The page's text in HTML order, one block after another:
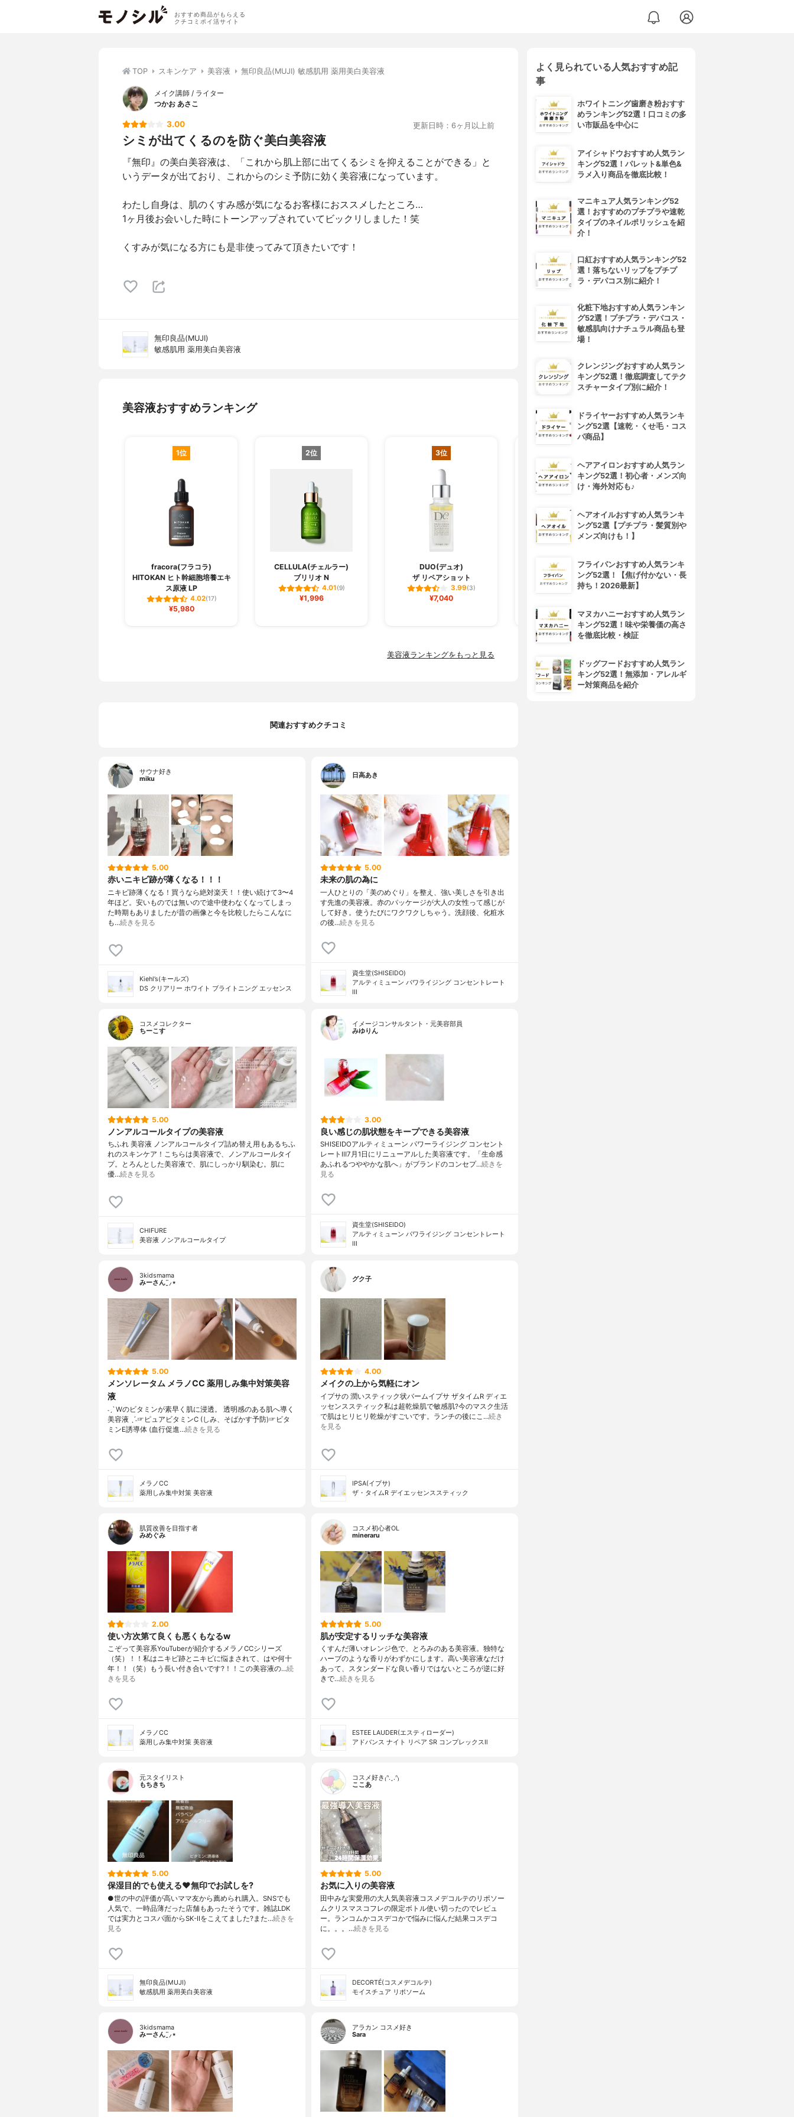
おすすめ商品がもらえる
クチコミポイ活サイト
TOP スキンケア 美容液 無印良品(MUJI) 敏感肌用 薬用美白美容液
メイク講師 / ライター
つかお あさこ
3.00 更新日時：6ヶ月以上前
シミが出てくるのを防ぐ美白美容液
『無印』の美白美容液は、「これから肌上部に出てくるシミを抑えることができる」と
いうデータが出ており、これからのシミ予防に効く美容液になっています。
わたし自身は、肌のくすみ感が気になるお客様におススメしたところ…
1ヶ月後お会いした時にトーンアップされていてビックリしました！笑
くすみが気になる方にも是非使ってみて頂きたいです！
無印良品(MUJI)
敏感肌用 薬用美白美容液
美容液おすすめランキング
1位
fracora(フラコラ)
HITOKAN ヒト幹細胞培養エキ
ス原液 LP
4.02(17)
¥5,980
2位
CELLULA(チェルラー)
ブリリオ N
4.01(9)
¥1,996
3位
DUO(デュオ)
ザ リペアショット
3.99(3)
¥7,040
フレイスラボ
フレイスラボ FLAIS LABO ホ
ワイト VC セラム
¥3,278
LANCOME(ランコム)
ジェニフィック アルティメ セ
美容液ランキングをもっと見る
関連おすすめクチコミ
サウナ好き
miku
5.00
赤いニキビ跡が薄くなる！！！
ニキビ跡薄くなる！買うなら絶対楽天！！使い続けて3〜4
年ほど。安いものでは無いので途中使わなくなってしまっ
た時期もありましたが昔の画像と今を比較したらこんなに
も…続きを見る
Kiehl’s(キールズ)
DS クリアリー ホワイト ブライトニング エッセンス
日高あき
5.00
未来の肌の為に
一人ひとりの「美のめぐり」を整え、強い美しさを引き出
す先進の美容液。赤のパッケージが大人の女性って感じが
して好き。使うたびにワクワクしちゃう。洗顔後、化粧水
の後…続きを見る
資生堂(SHISEIDO)
アルティミューン パワライジング コンセントレート
III
コスメコレクター
ちーこす
5.00
ノンアルコールタイプの美容液
ちふれ 美容液 ノンアルコールタイプ詰め替え用もあるちふ
れのスキンケア！こちらは美容液で、ノンアルコールタイ
プ。とろんとした美容液で、肌にしっかり馴染む。肌に
優…続きを見る
CHIFURE
美容液 ノンアルコールタイプ
イメージコンサルタント・元美容部員
みゆりん
3.00
良い感じの肌状態をキープできる美容液
SHISEIDOアルティミューン パワーライジング コンセント
レートⅢ7月1日にリニューアルした美容液です。「生命感
あふれるつややかな肌へ」がブランドのコンセプ…続きを
見る
資生堂(SHISEIDO)
アルティミューン パワライジング コンセントレート
III
3kidsmama
みーさん¨̮⸝⋆
5.00
メンソレータム メラノCC 薬用しみ集中対策美容
液
˗ˏˋ Wのビタミンが素早く肌に浸透。 透明感のある肌へ導く
美容液 ˎˊ˗☞ピュアビタミンC (しみ、そばかす予防)☞ビタ
ミンE誘導体 (血行促進…続きを見る
メラノCC
薬用しみ集中対策 美容液
グク子
4.00
メイクの上から気軽にオン
イプサの 潤いスティック状バームイプサ ザタイムR ディエ
ッセンススティック私は超乾燥肌で敏感肌?今のマスク生活
で肌はヒリヒリ乾燥がすごいです。ランチの後にこ…続き
を見る
IPSA(イプサ)
ザ・タイムR デイエッセンススティック
肌質改善を目指す者
みめぐみ
2.00
使い方次第て良くも悪くもなるw
こぞって美容系YouTuberが紹介するメラノCCシリーズ
（笑）！！私はニキビ跡とニキビに悩まされて、はや何十
年！！（笑）もう長い付き合いです?！！この美容液の…続
きを見る
メラノCC
薬用しみ集中対策 美容液
コスメ初心者OL
mineraru
5.00
肌が安定するリッチな美容液
くすんだ薄いオレンジ色で、とろみのある美容液。独特な
ハーブのような香りがわずかにします。高い美容液なだけ
あって、スタンダードな良い香りではないところが逆に好
きで…続きを見る
ESTEE LAUDER(エスティローダー)
アドバンス ナイト リペア SR コンプレックスⅡ
元スタイリスト
もちきち
5.00
保湿目的でも使える♥️無印でお試しを?
●世の中の評価が高いママ友から薦められ購入。SNSでも
人気で、一時品薄だった店舗もあったそうです。雑誌LDK
では実力とコスパ面からSK-IIをこえてました?また…続きを
見る
無印良品(MUJI)
敏感肌用 薬用美白美容液
コスメ好き₍ᐢ.ˬ.ᐢ₎
ここあ
5.00
お気に入りの美容液
田中みな実愛用の大人気美容液コスメデコルテのリポソー
ムクリスマスコフレの限定ボトル使い切ったのでレビュ
ー。ランコムかコスデコかで悩みに悩んだ結果コスデコ
に。。。…続きを見る
DECORTÉ(コスメデコルテ)
モイスチュア リポソーム
3kidsmama
みーさん¨̮⸝⋆
アラカン コスメ好き
Sara
よく見られている人気おすすめ記
事
ホワイトニング歯磨き粉おすす
めランキング52選！口コミの多
い市販品を中心に
アイシャドウおすすめ人気ラン
キング52選！パレット&単色&
ラメ入り商品を徹底比較！
マニキュア人気ランキング52
選！おすすめのプチプラや速乾
タイプのネイルポリッシュを紹
介！
口紅おすすめ人気ランキング52
選！落ちないリップをプチプ
ラ・デパコス別に紹介！
化粧下地おすすめ人気ランキン
グ52選！プチプラ・デパコス・
敏感肌向けナチュラル商品も登
場！
クレンジングおすすめ人気ラン
キング52選！徹底調査してテク
スチャータイプ別に紹介！
ドライヤーおすすめ人気ランキ
ング52選【速乾・くせ毛・コス
パ商品】
ヘアアイロンおすすめ人気ラン
キング52選！初心者・メンズ向
け・海外対応も♪
ヘアオイルおすすめ人気ランキ
ング52選【プチプラ・髪質別や
メンズ向けも！】
フライパンおすすめ人気ランキ
ング52選！【焦げ付かない・長
持ち！2026最新】
マヌカハニーおすすめ人気ラン
キング52選！味や栄養価の高さ
を徹底比較・検証
ドッグフードおすすめ人気ラン
キング52選！無添加・アレルギ
ー対策商品を紹介